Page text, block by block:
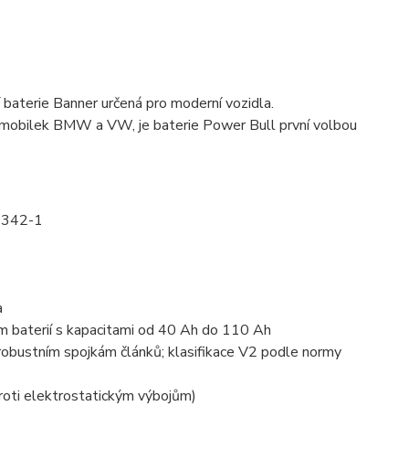
Banner určená pro moderní vozidla.
BMW a VW, je baterie Power Bull první volbou
1
baterií s kapacitami od 40 Ah do 110 Ah
spojkám článků; klasifikace V2 podle normy
elektrostatickým výbojům)